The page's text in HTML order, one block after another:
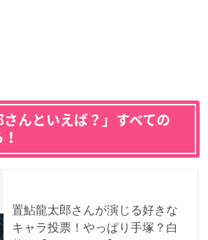
さんといえば？」すべての